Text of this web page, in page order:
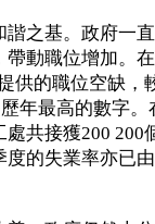
之基。政府一直
動職位增加。
供的職位空缺，
年最高的數字
共接獲200 200
的失業率亦已